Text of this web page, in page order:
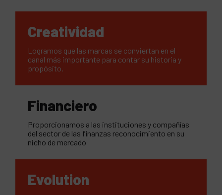
Creatividad
Logramos que las marcas se conviertan en el
canal más importante para contar su historia y
propósito.
Financiero
Proporcionamos a las instituciones y compañías
del sector de las finanzas reconocimiento en su
nicho de mercado
Evolution